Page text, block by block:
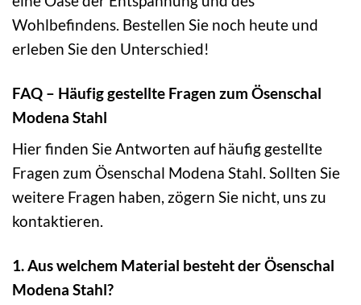
Wohlbefindens. Bestellen Sie noch heute und
erleben Sie den Unterschied!
FAQ – Häufig gestellte Fragen zum Ösenschal
Modena Stahl
Hier finden Sie Antworten auf häufig gestellte
Fragen zum Ösenschal Modena Stahl. Sollten Sie
weitere Fragen haben, zögern Sie nicht, uns zu
kontaktieren.
1. Aus welchem Material besteht der Ösenschal
Modena Stahl?